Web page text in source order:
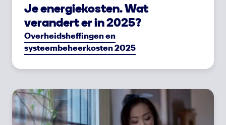
Je energiekosten. Wat
verandert er in 2025?
Overheidsheffingen en
systeembeheerkosten 2025